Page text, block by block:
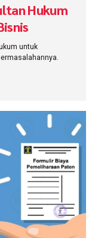
Hukum
untuk